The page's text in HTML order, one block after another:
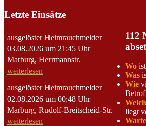
Letzte Einsätze
ausgelöster Heimrauchmelder
03.08.2026 um 21:45 Uhr
Marburg, Herrmannstr.
weiterlesen
ausgelöster Heimrauchmelder
02.08.2026 um 00:48 Uhr
Marburg, Rudolf-Breitscheid-Str.
weiterlesen
112
Wo
Was
Wie
liegt